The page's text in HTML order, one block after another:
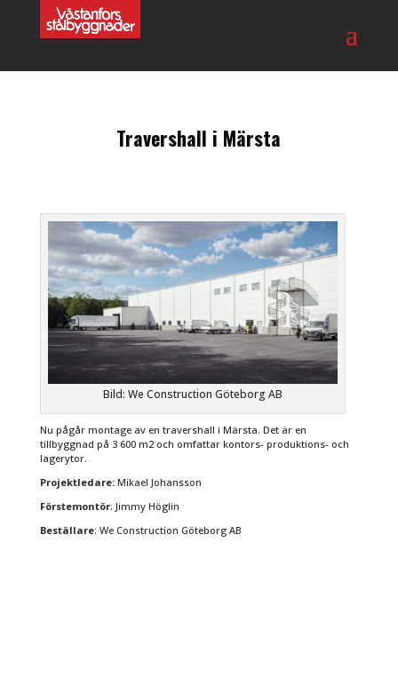
Travershall i Märsta
Bild: We Construction Göteborg AB
Nu pågår montage av en travershall i Märsta. Det är en
tillbyggnad på 3 600 m2 och omfattar kontors- produktions- och
lagerytor.
Projektledare:Mikael Johansson
Förstemontör: Jimmy Höglin
Beställare: We Construction Göteborg AB